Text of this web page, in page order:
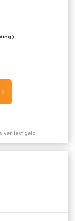
verliest geld